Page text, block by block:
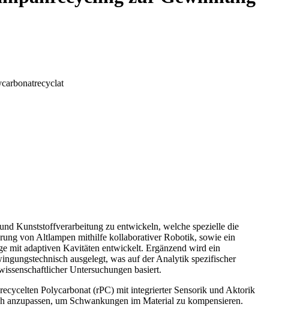
Kunststoffverarbeitung zu entwickeln, welche spezielle die
von Altlampen mithilfe kollaborativer Robotik, sowie ein
mit adaptiven Kavitäten entwickelt. Ergänzend wird ein
ausgelegt, was auf der Analytik spezifischer
Untersuchungen basiert.
Polycarbonat (rPC) mit integrierter Sensorik und Aktorik
anzupassen, um Schwankungen im Material zu kompensieren.